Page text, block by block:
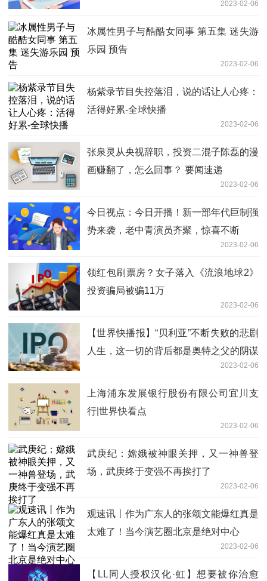
2023-02-06
冰属性男子与酷酷女同事 第五集 迷失游
乐园 预告
2023-02-06
杨紫录节目失控落泪，说的话让人心疼：
活得好累-全球快播
2023-02-06
张泉灵从央视辞职，投资二混子陈磊的漫
画赚翻了，怎么回事？ 要闻速递
2023-02-06
今日视点：今日开播！新一部年代巨制强
势来袭，老中青演员齐聚，惊喜不断
2023-02-06
领红包刷票房？女子落入《流浪地球2》
投资骗局被骗11万
2023-02-06
【世界快播报】“贝利亚”不断失败的悲剧
人生，这一切的背后都是奥特之父的阴谋
2023-02-06
上海浦东发展银行股份有限公司宜川支
行|世界快看点
2023-02-06
武庚纪：嫦娥被神眼关押，又一神兽登
场，武庚终于变强不再挨打了
2023-02-06
观速讯丨作为广东人的张颂文能爆红真是
太难了！当今演艺圈北京是绝对中心
2023-02-06
【LL同人授权汉化·虹】想要被你治愈